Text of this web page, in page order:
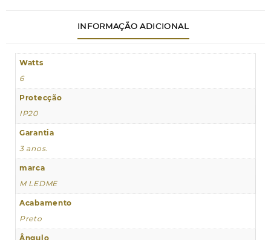
INFORMAÇÃO ADICIONAL
Watts
6
Protecção
IP20
Garantia
3 anos.
marca
M LEDME
Acabamento
Preto
Ângulo